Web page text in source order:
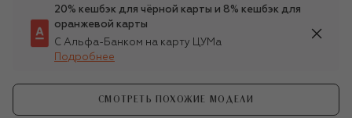
20% кешбэк для чёрной карты и 8% кешбэк для
оранжевой карты
С Альфа-Банком на карту ЦУМа
Подробнее
СМОТРЕТЬ ПОХОЖИЕ МОДЕЛИ